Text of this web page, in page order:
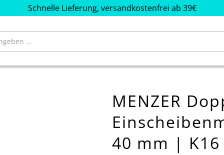
Schnelle Lieferung, versandkostenfrei ab 39€
MENZER
40 mm |